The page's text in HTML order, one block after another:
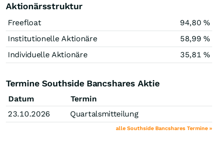
Aktionärsstruktur
Freefloat
94,80 %
Institutionelle Aktionäre
58,99 %
Individuelle Aktionäre
35,81 %
Termine Southside Bancshares Aktie
Datum
Termin
23.10.2026
Quartalsmitteilung
alle Southside Bancshares Termine »